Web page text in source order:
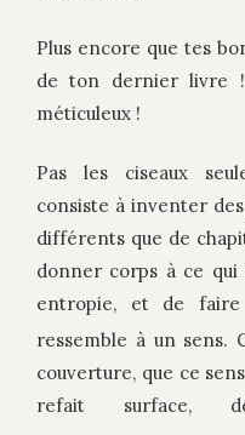
Plus encore que tes
de ton dernier livre !
méticuleux !
Pas les ciseaux
consiste à inventer des
différents que de
donner corps à ce qui
entropie, et de
ressemble à un sens.
couverture, que ce
refait surface,